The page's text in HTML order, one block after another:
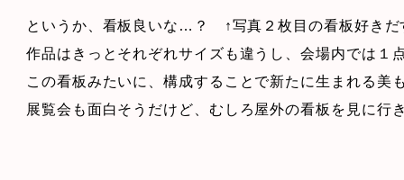
というか、看板良いな…？ ↑写真２枚目の看板好きだ
作品はきっとそれぞれサイズも違うし、会場内では１
この看板みたいに、構成することで新たに生まれる美
展覧会も面白そうだけど、むしろ屋外の看板を見に行